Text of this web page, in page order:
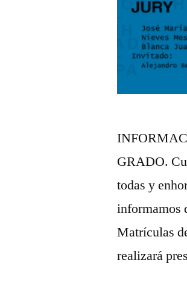
GRADO.
todas y
informamos
Matrículas
realizará